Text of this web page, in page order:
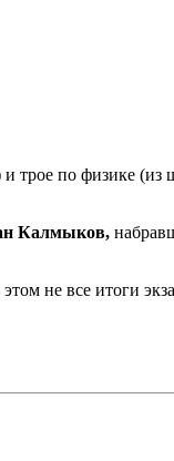
и трое по физике
Калмыков,
не все итоги